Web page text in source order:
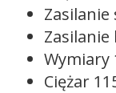
Zasilanie
Zasilanie
Wymiary
Ciężar